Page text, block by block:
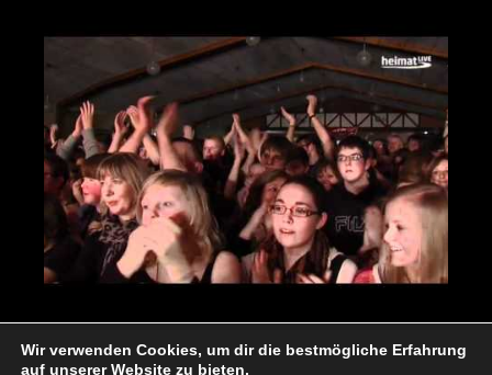
Wir verwenden Cookies, um dir die bestmögliche Erfahrung
auf unserer Website zu bieten.